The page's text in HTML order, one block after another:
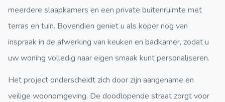
meerdere slaapkamers en een private buitenruimte met
terras en tuin. Bovendien geniet u als koper nog van
inspraak in de afwerking van keuken en badkamer, zodat u
uw woning volledig naar eigen smaak kunt personaliseren.
Het project onderscheidt zich door zijn aangename en
veilige woonomgeving. De doodlopende straat zorgt voor